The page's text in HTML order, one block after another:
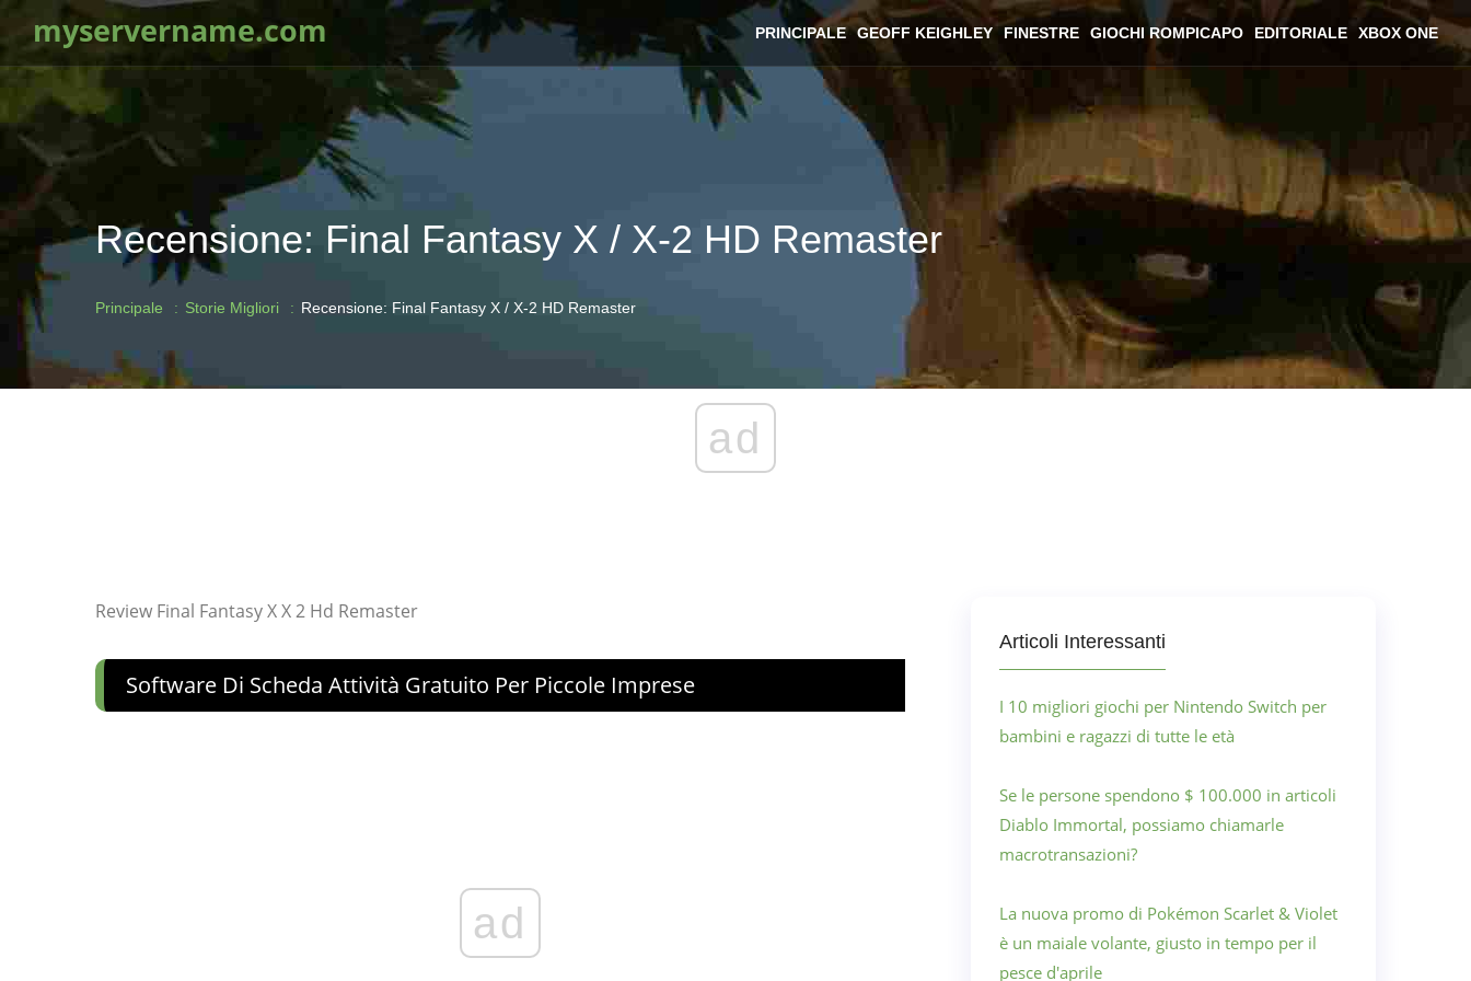
myservername.com PRINCIPALE GEOFF KEIGHLEY FINESTRE GIOCHI ROMPICAPO EDITORIALE XBOX ONE
Recensione: Final Fantasy X / X-2 HD Remaster
Principale Storie Migliori Recensione: Final Fantasy X / X-2 HD Remaster
ad
Review Final Fantasy X X 2 Hd Remaster
Software Di Scheda Attività Gratuito Per Piccole Imprese
ad
Articoli Interessanti
I 10 migliori giochi per Nintendo Switch per
bambini e ragazzi di tutte le età
Se le persone spendono $ 100.000 in articoli
Diablo Immortal, possiamo chiamarle
macrotransazioni?
La nuova promo di Pokémon Scarlet & Violet
è un maiale volante, giusto in tempo per il
pesce d'aprile